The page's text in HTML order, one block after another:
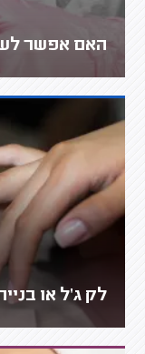
האם אפשר
לק ג'ל או